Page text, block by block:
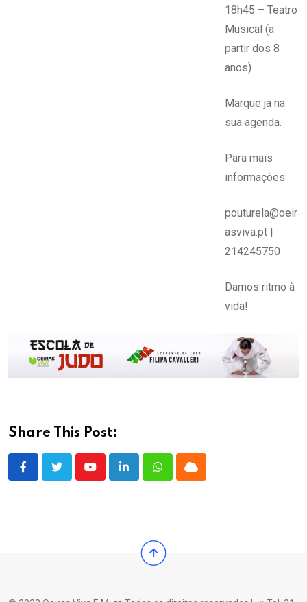
18h45 – Teatro
Musical (a
partir dos 8
anos)
Marque já na
sua agenda.
Para mais
informações:
pouturela@oeir
asviva.pt |
214245750
Damos ritmo à
vida!
Share This Post:
YoutubeLinkedInWhatsappCloud